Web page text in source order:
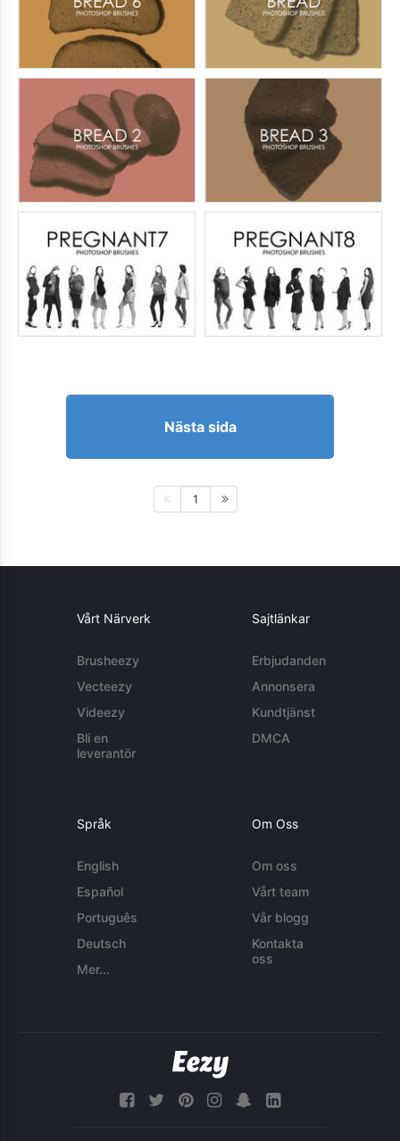
Nästa sida
1
Vårt Närverk
Brusheezy
Vecteezy
Videezy
Bli en
leverantör
Sajtlänkar
Erbjudanden
Annonsera
Kundtjänst
DMCA
Språk
English
Español
Português
Deutsch
Mer...
Om Oss
Om oss
Vårt team
Vår blogg
Kontakta
oss